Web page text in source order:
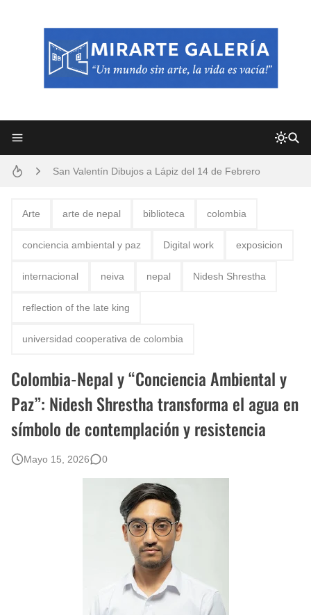
Pintores de Paisajes Famosos, Arte al Óleo
Convocatoria exposición itinerante "SEMILLAS DE ARMONÍA 2025"
San Valentín Dibujos a Lápiz del 14 de Febrero
Arte arte de nepal biblioteca colombia
conciencia ambiental y paz Digital work exposicion
internacional neiva nepal Nidesh Shrestha
reflection of the late king
universidad cooperativa de colombia
Colombia-Nepal y “Conciencia Ambiental y
Paz”: Nidesh Shrestha transforma el agua en
símbolo de contemplación y resistencia
Mayo 15, 2026 0